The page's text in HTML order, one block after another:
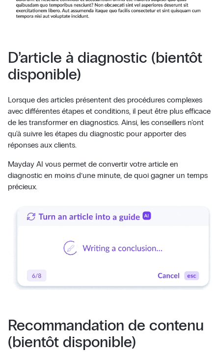
D’article à diagnostic (bientôt
disponible)
Lorsque des articles présentent des procédures complexes
avec différentes étapes et conditions, il peut être plus efficace
de les transformer en diagnostics. Ainsi, les conseillers n'ont
qu'à suivre les étapes du diagnostic pour apporter des
réponses aux clients.
Mayday AI vous permet de convertir votre article en
diagnostic en moins d’une minute, de quoi gagner un temps
précieux.
Recommandation de contenu
(bientôt disponible)